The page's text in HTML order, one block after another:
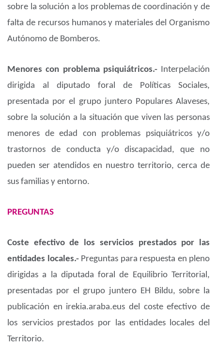
sobre la solución a los problemas de coordinación y de
falta de recursos humanos y materiales del Organismo
Autónomo de Bomberos.
Menores con problema psiquiátricos.- Interpelación
dirigida al diputado foral de Políticas Sociales,
presentada por el grupo juntero Populares Alaveses,
sobre la solución a la situación que viven las personas
menores de edad con problemas psiquiátricos y/o
trastornos de conducta y/o discapacidad, que no
pueden ser atendidos en nuestro territorio, cerca de
sus familias y entorno.
PREGUNTAS
Coste efectivo de los servicios prestados por las
entidades locales.- Preguntas para respuesta en pleno
dirigidas a la diputada foral de Equilibrio Territorial,
presentadas por el grupo juntero EH Bildu, sobre la
publicación en irekia.araba.eus del coste efectivo de
los servicios prestados por las entidades locales del
Territorio.